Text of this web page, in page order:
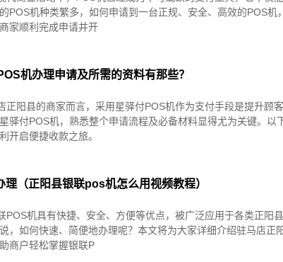
POS机种类繁多，如何申请到一台正规、安全、高效的POS
家顺利完成申请并开
机办理申请及所需的资料有那些？
正阳县的商家而言，采用星驿付POS机作为支付手段是提升顾
驿付POS机，熟悉整个申请流程及必备材料显得尤为关键。
开启便捷收款之旅。
（正阳县银联pos机怎么用视频教程）
POS机具有快捷、安全、方便等优点，被广泛应用于各类正阳
，如何快速、简便地办理呢？本文将为大家详细介绍驻马店正
商户轻松掌握银联P